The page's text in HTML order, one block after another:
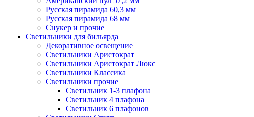
Русская пирамида 60,3 мм
Русская пирамида 68 мм
Снукер и прочие
Светильники для бильярда
Декоративное освещение
Светильники Аристократ
Светильники Аристократ Люкс
Светильники Классика
Светильники прочие
Светильник 1-3 плафона
Светильник 4 плафона
Светильник 6 плафонов